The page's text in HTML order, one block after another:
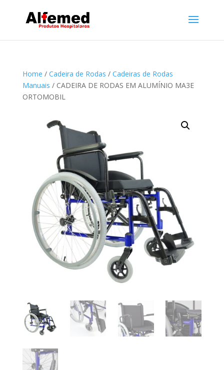
Home / Cadeira de Rodas / Cadeiras de Rodas
Manuais / CADEIRA DE RODAS EM ALUMÍNIO MA3E
ORTOMOBIL